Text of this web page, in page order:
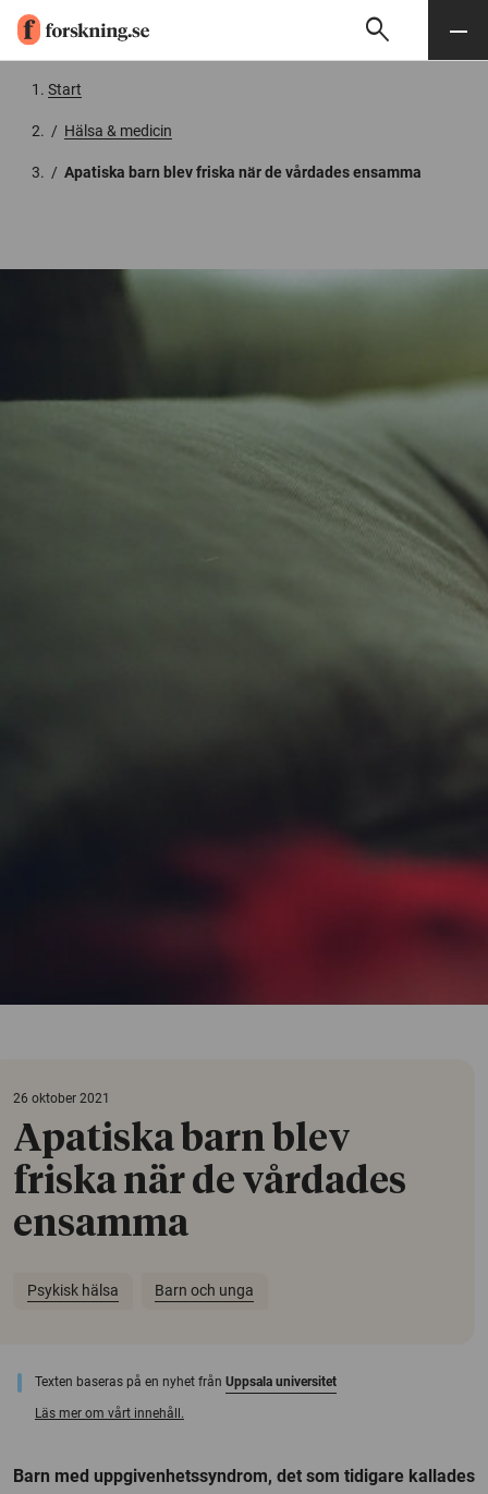
Söksearch Meny
Start
/ Hälsa & medicin
/ Apatiska barn blev friska när de vårdades ensamma
26 oktober 2021
Apatiska barn blev
friska när de vårdades
ensamma
Psykisk hälsa Barn och unga
Texten baseras på en nyhet från Uppsala universitet
Läs mer om vårt innehåll.
Barn med uppgivenhetssyndrom, det som tidigare kallades